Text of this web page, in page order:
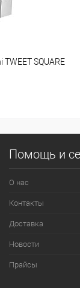
SQUARE
Помощь и
О нас
Контакты
Доставка
Новости
Прайсы